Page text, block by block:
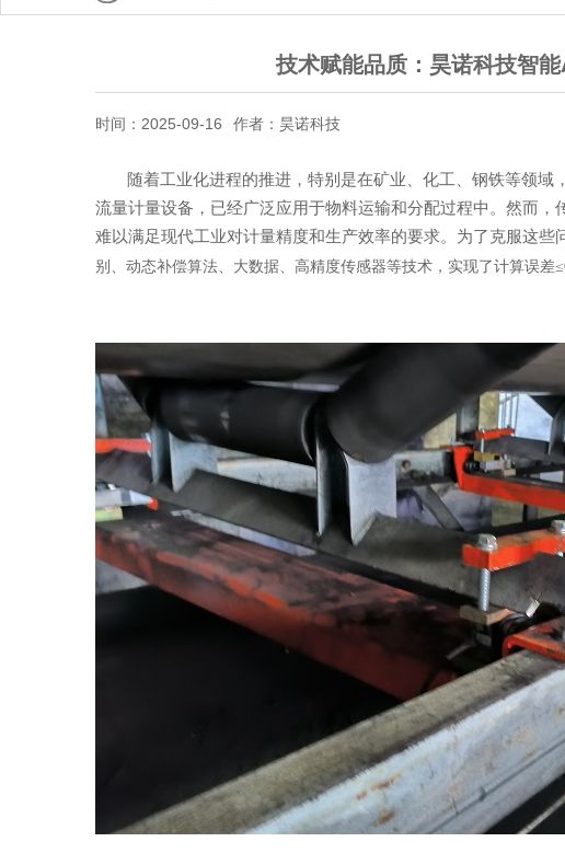
技术赋能品质：昊诺科技智
时间：2025-09-16 作者：昊诺科技
随着工业化进程的推进，特别是在矿业、化工、钢铁等领
流量计量设备，已经广泛应用于物料运输和分配过程中。然而
难以满足现代工业对计量精度和生产效率的要求。为了克服这些
别、动态补偿算法、大数据、高精度传感器等技术，实现了计算误差